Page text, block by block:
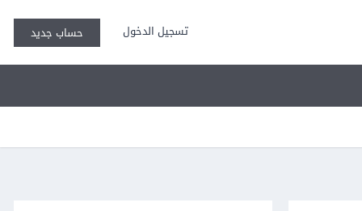
تسجيل الدخول حساب جديد